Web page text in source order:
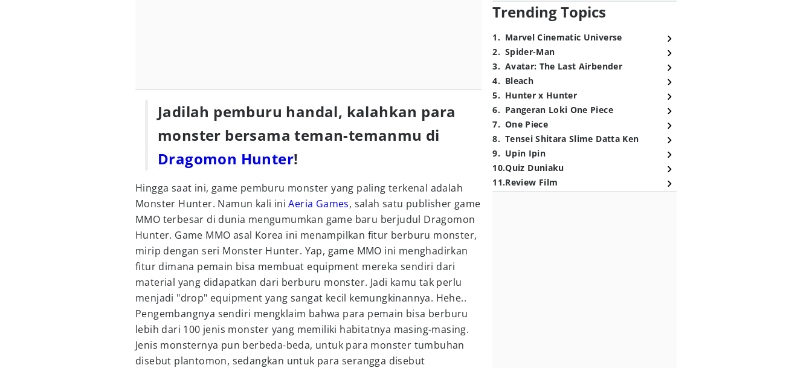
Jadilah pemburu handal, kalahkan para
monster bersama teman-temanmu di
Dragomon Hunter!
Hingga saat ini, game pemburu monster yang paling terkenal adalah
Monster Hunter. Namun kali iniAeria Games, salah satu publisher game
MMO terbesar di dunia mengumumkan game baru berjudul Dragomon
Hunter. Game MMO asal Korea ini menampilkan fitur berburu monster,
mirip dengan seri Monster Hunter. Yap, game MMO ini menghadirkan
fitur dimana pemain bisa membuat equipment mereka sendiri dari
material yang didapatkan dari berburu monster. Jadi kamu tak perlu
menjadi "drop" equipment yang sangat kecil kemungkinannya. Hehe..
Pengembangnya sendiri mengklaim bahwa para pemain bisa berburu
lebih dari 100 jenis monster yang memiliki habitatnya masing-masing.
Jenis monsternya pun berbeda-beda, untuk para monster tumbuhan
disebut plantomon, sedangkan untuk para serangga disebut
Trending Topics
1. Marvel Cinematic Universe
2. Spider-Man
3. Avatar: The Last Airbender
4. Bleach
5. Hunter x Hunter
6. Pangeran Loki One Piece
7. One Piece
8. Tensei Shitara Slime Datta Ken
9. Upin Ipin
10.Quiz Duniaku
11.Review Film